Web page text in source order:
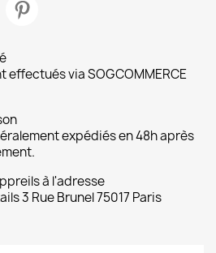
effectués via SOGCOMMERCE
expédiés en 48h après
à l'adresse
3 Rue Brunel 75017 Paris